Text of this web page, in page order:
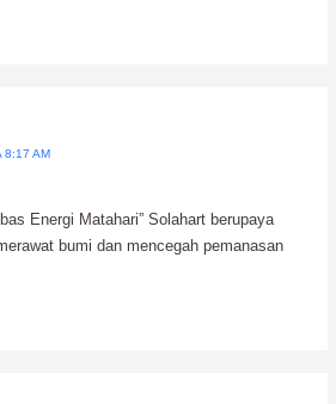
8:17 AM
Energi Matahari” Solahart berupaya
bumi dan mencegah pemanasan